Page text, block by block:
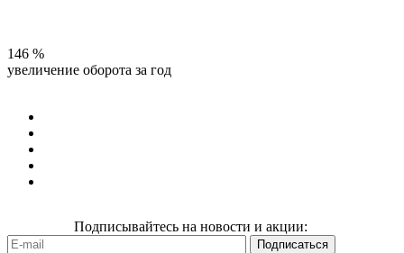
146 %
увеличение оборота за год
Подписывайтесь на новости и акции: